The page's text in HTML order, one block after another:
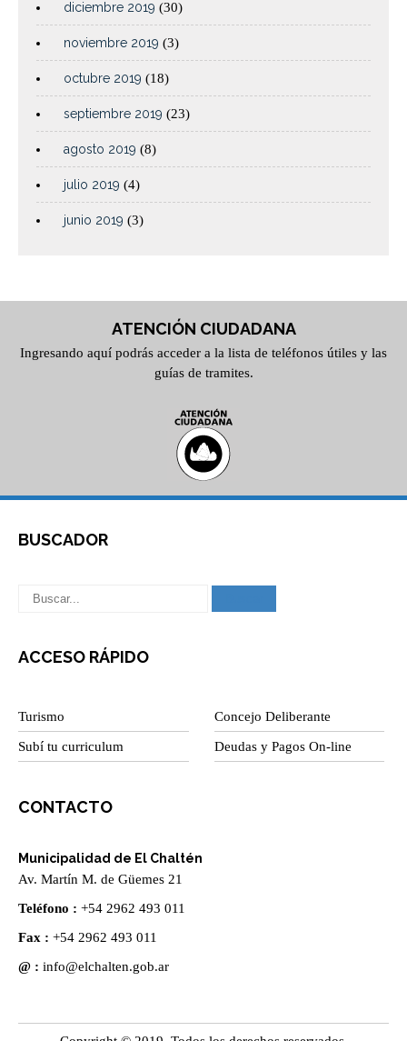
diciembre 2019 (30)
noviembre 2019 (3)
octubre 2019 (18)
septiembre 2019 (23)
agosto 2019 (8)
julio 2019 (4)
junio 2019 (3)
ATENCIÓN CIUDADANA
Ingresando aquí podrás acceder a la lista de teléfonos útiles y las
guías de tramites.
BUSCADOR
ACCESO RÁPIDO
Turismo Concejo Deliberante
Subí tu curriculum Deudas y Pagos On-line
CONTACTO
Municipalidad de El Chaltén
Av. Martín M. de Güemes 21
Teléfono : +54 2962 493 011
Fax : +54 2962 493 011
@ : info@elchalten.gob.ar